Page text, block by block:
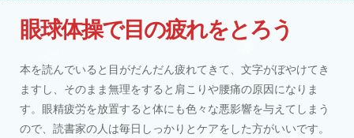
眼球体操で目の疲れをとろう
本を読んでいると目がだんだん疲れてきて、文字がぼやけてき
ますし、そのまま無理をすると肩こりや腰痛の原因になりま
す。眼精疲労を放置すると体にも色々な悪影響を与えてしまう
ので、読書家の人は毎日しっかりとケアをした方がいいです。